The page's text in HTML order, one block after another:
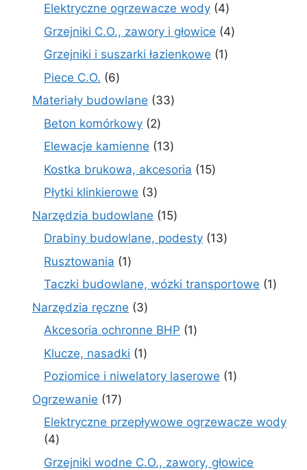
Elektryczne ogrzewacze wody 44
produkty
Grzejniki C.O., zawory i głowice 44
Grzejniki i suszarki łazienkowe 11
Piece C.O. 66
produktów
Materiały budowlane 3333
Beton komórkowy 22
produkty
Elewacje kamienne 1313
produktów
Kostka brukowa, akcesoria 1515
Płytki klinkierowe 33
produkty
Narzędzia budowlane 1515
produktów
Drabiny budowlane, podesty 1313
Rusztowania 11
produkt
Taczki budowlane, wózki transportowe 11
Narzędzia ręczne 33
produkty
Akcesoria ochronne BHP 11
Klucze, nasadki 11
produkt
Poziomice i niwelatory laserowe 11
Ogrzewanie 1717
produktów
Elektryczne przepływowe ogrzewacze wody
44
produkty
Grzejniki wodne C.O., zawory, głowice